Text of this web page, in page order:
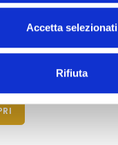
Accetta selezionati
Rifiuta
39 - 16034 Portofino, Italia